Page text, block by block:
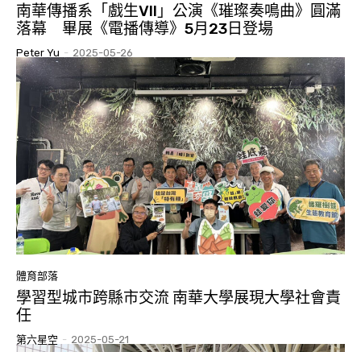
南華傳播系「戲生VII」公演《璀璨奏鳴曲》圓滿
落幕 畢展《電播傳導》5月23日登場
Peter Yu - 2025-05-26
體育部落
學習型城市跨縣市交流 南華大學展現大學社會責
任
第六星空 - 2025-05-21